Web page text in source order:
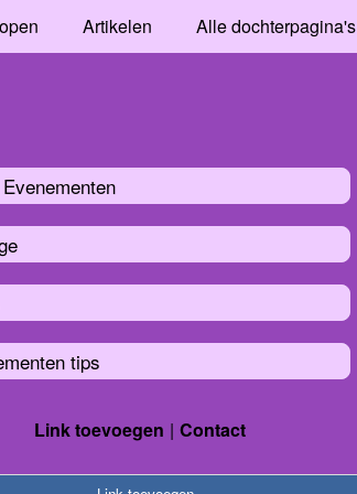
Artikelen Alle dochterpagina's
tips
Link toevoegen Contact